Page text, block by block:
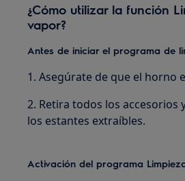
¿Cómo utilizar la función
vapor?
Antes de iniciar el programa de
1. Asegúrate de que el horno
2. Retira todos los accesorios
los estantes extraíbles.
Activación del programa